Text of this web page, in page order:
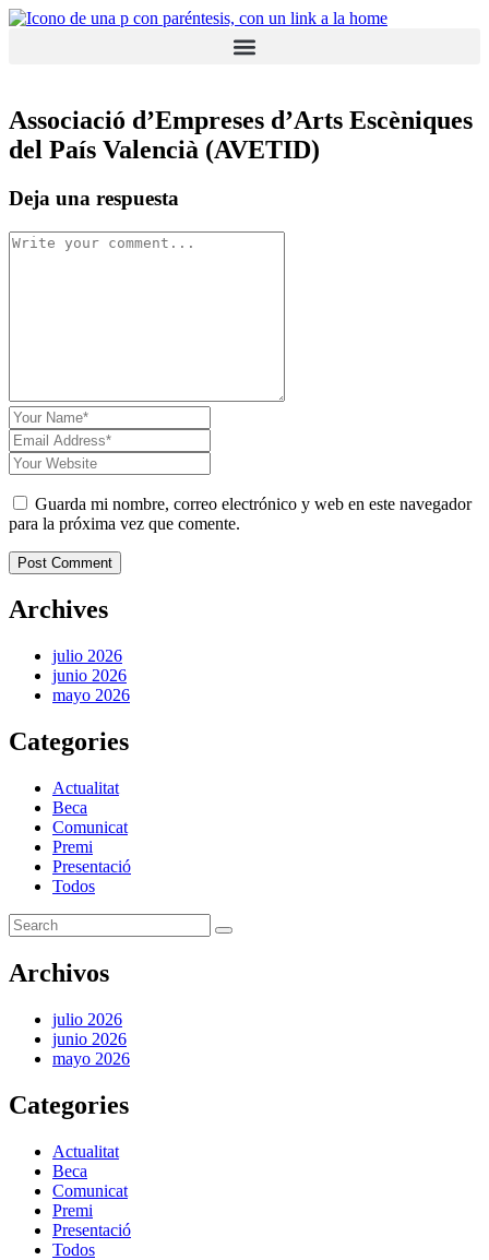
Associació d’Empreses d’Arts Escèniques
del País Valencià (AVETID)
Deja una respuesta
Guarda mi nombre, correo electrónico y web en este navegador
para la próxima vez que comente.
Post Comment
Archives
julio 2026
junio 2026
mayo 2026
Categories
Actualitat
Beca
Comunicat
Premi
Presentació
Todos
Archivos
julio 2026
junio 2026
mayo 2026
Categories
Actualitat
Beca
Comunicat
Premi
Presentació
Todos